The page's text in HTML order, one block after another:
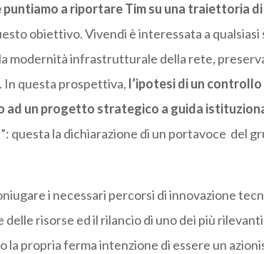
a riportare Tim su una traiettoria
obiettivo. Vivendi è interessata a qualsiasi
modernità infrastrutturale della rete,
questa prospettiva, l’ipotesi di un
ad un progetto strategico a guida
”: questa la dichiarazione di un portavoce del
i necessari percorsi di innovazione
delle risorse ed il rilancio di uno dei più
la propria ferma intenzione di essere un